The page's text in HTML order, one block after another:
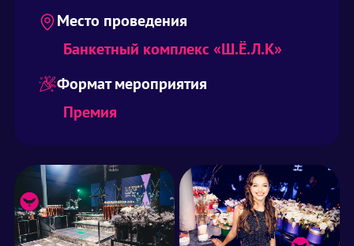
Место проведения
Банкетный комплекс «Ш.Ё.Л.К»
Формат мероприятия
Премия